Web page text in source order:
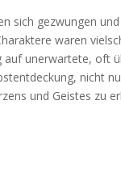
sich gezwungen
waren
auf unerwartete, oft
nicht
und Geistes zu